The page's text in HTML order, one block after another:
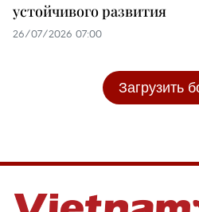
устойчивого развития
26/07/2026 07:00
Загрузить